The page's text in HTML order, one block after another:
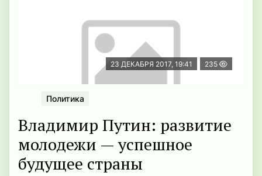
23 ДЕКАБРЯ 2017, 19:41 235
Политика
Владимир Путин: развитие
молодежи — успешное
будущее страны